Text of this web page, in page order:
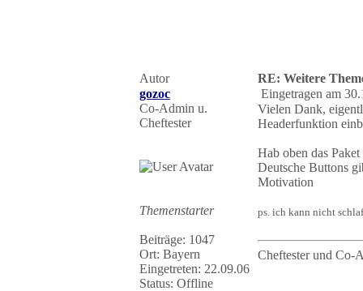
Autor
RE: Weitere
gozoc
Co-Admin u.
Cheftester
Themenstarter
Beiträge: 1047
Ort: Bayern
Eingetreten: 22.09.06
Status: Offline
Eingetragen am
Vielen Dank,
Headerfunktion
Hab oben das
Deutsche Buttons
Motivation
ps. ich kann nicht
Cheftester und Co-